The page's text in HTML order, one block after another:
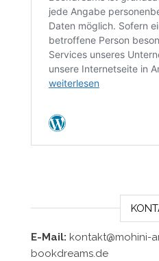
E-Mail: kontakt@mohini-
bookdreams.de